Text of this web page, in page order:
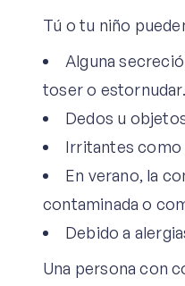
Tú o tu niño
Alguna
toser o estornudar.
Dedos u
Irritantes como
En verano, la
contaminada o
Debido a
Una persona con